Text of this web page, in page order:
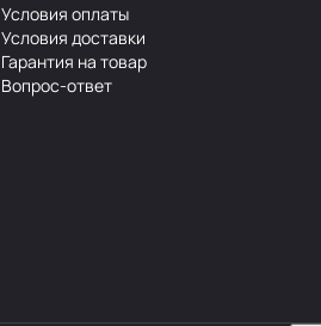
Условия оплаты
Условия доставки
Гарантия на товар
Вопрос-ответ